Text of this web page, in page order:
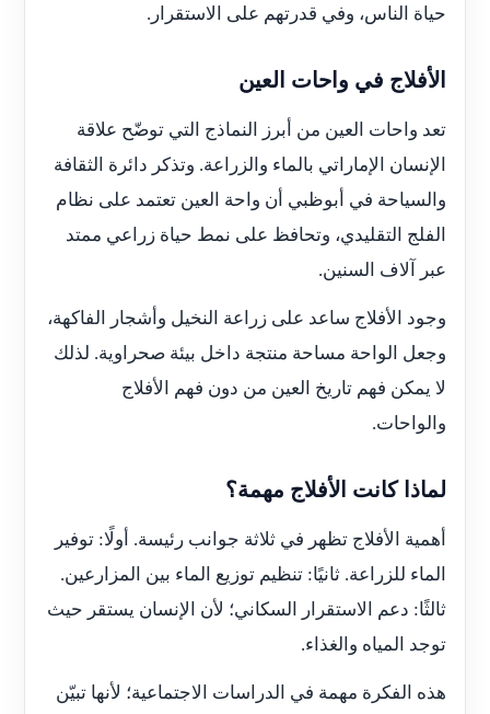
حياة الناس، وفي قدرتهم على الاستقرار.
الأفلاج في واحات العين
تعد واحات العين من أبرز النماذج التي توضّح علاقة
الإنسان الإماراتي بالماء والزراعة. وتذكر دائرة الثقافة
والسياحة في أبوظبي أن واحة العين تعتمد على نظام
الفلج التقليدي، وتحافظ على نمط حياة زراعي ممتد
عبر آلاف السنين.
وجود الأفلاج ساعد على زراعة النخيل وأشجار الفاكهة،
وجعل الواحة مساحة منتجة داخل بيئة صحراوية. لذلك
لا يمكن فهم تاريخ العين من دون فهم الأفلاج
والواحات.
لماذا كانت الأفلاج مهمة؟
أهمية الأفلاج تظهر في ثلاثة جوانب رئيسة. أولًا: توفير
الماء للزراعة. ثانيًا: تنظيم توزيع الماء بين المزارعين.
ثالثًا: دعم الاستقرار السكاني؛ لأن الإنسان يستقر حيث
توجد المياه والغذاء.
هذه الفكرة مهمة في الدراسات الاجتماعية؛ لأنها تبيّن